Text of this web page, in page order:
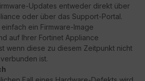
Updates entweder direkt über
oder über das Support-Portal.
ein Firmware-Image
auf Ihrer Fortinet Appliance
wenn diese zu diesem Zeitpunkt nicht
ist.